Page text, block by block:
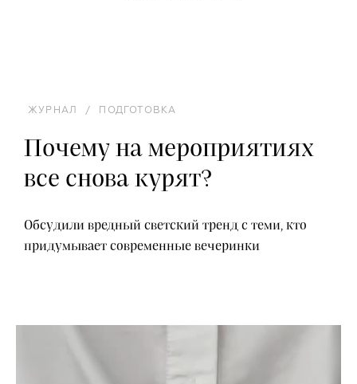
ЖУРНАЛ / ПОДГОТОВКА
Почему на мероприятиях
все снова курят?
Обсудили вредный светский тренд с теми, кто
придумывает современные вечеринки